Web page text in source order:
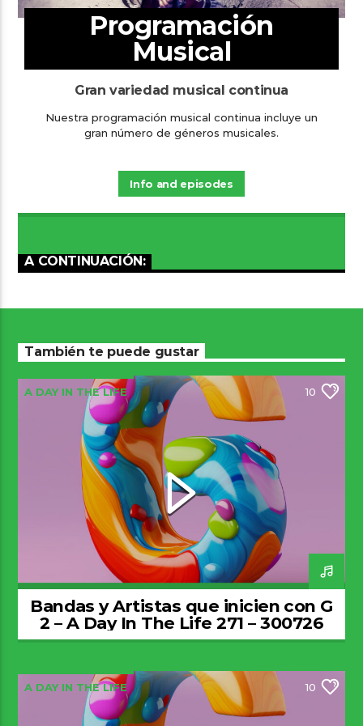
Programación
Musical
Gran variedad musical continua
Nuestra programación musical continua incluye un
gran número de géneros musicales.
Info and episodes
A CONTINUACIÓN:
También te puede gustar
A DAY IN THE LIFE 10
Bandas y Artistas que inicien con G
2 – A Day In The Life 271 – 300726
A DAY IN THE LIFE 10